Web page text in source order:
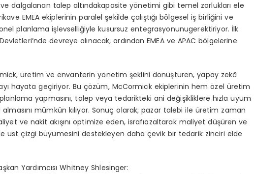
ve dalgalanan talep altındakapasite yönetimi gibi temel zorlukları ele
ve EMEAekiplerinin paralel şekilde çalıştığı bölgesel iş birliğini ve
planlama işlevselliğiyle kusursuz entegrasyonunugerektiriyor. İlk
Devletleri’nde devreye alınacak,ardından EMEA ve APAC bölgelerine
üretim ve envanterin yönetim şeklini dönüştüren,yapay zekâ
hayata geçiriyor. Bu çözüm, McCormick ekiplerinin hemözel üretim
planlama yapmasını, talep veya tedarikteki ani değişikliklere hızla uyum
almasını mümkün kılıyor. Sonuç olarak; pazar talebi ile üretim zaman
ve nakit akışını optimize eden, israfıazaltarak maliyet düşüren ve
üst çizgi büyümesini destekleyen daha çevik bir tedarik zinciri elde
Yardımcısı WhitneyShlesinger: